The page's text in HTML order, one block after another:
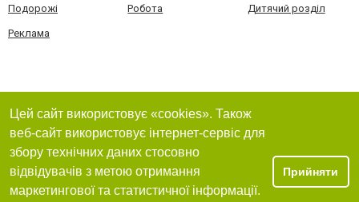
Подорожі Робота Дитячий розділ
Реклама
Цей сайт використовує «cookies». Також
веб-сайт використовує інтернет-сервіс для
збору технічних даних стосовно
відвідувачів з метою отримання
маркетингової та статистичної інформації.
Прийняти